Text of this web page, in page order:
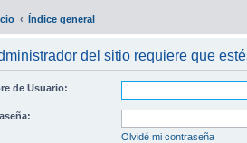
Índice general
del sitio requiere que
de Usuario:
Olvidé mi contraseña